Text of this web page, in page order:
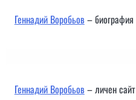
Геннадий Воробьов– биография
Геннадий Воробьов– личен сайт